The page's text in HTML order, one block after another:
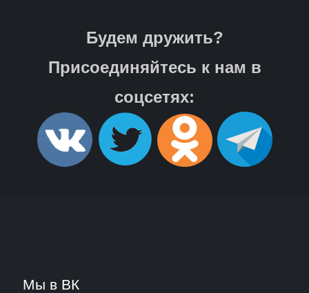
Будем дружить?
Присоединяйтесь к нам в
соцсетях:
Мы в ВК